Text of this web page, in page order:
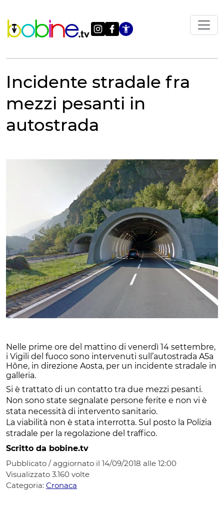
contenuto
Apri le
Incidente stradale fra
mezzi pesanti in
autostrada
Nelle prime ore del mattino di venerdì 14 settembre,
i Vigili del fuoco sono intervenuti sull’autostrada A5a
Hône, in direzione Aosta, per un incidente stradale in
galleria.
Si è trattato di un contatto tra due mezzi pesanti.
Non sono state segnalate persone ferite e non vi è
stata necessità di intervento sanitario.
La viabilità non è stata interrotta. Sul posto la Polizia
stradale per la regolazione del traffico.
Scritto da bobine.tv
Pubblicato / aggiornato il 14/09/2018 alle 12:00
Visualizzato 3.160 volte
Categoria: Cronaca